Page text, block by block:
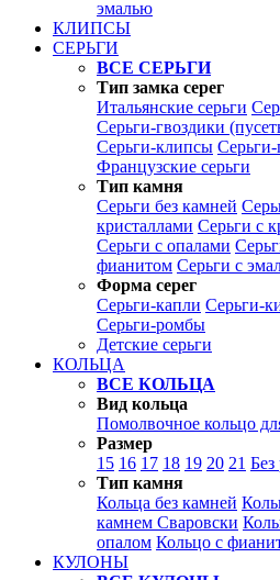
эмалью
КЛИПСЫ
СЕРЬГИ
ВСЕ СЕРЬГИ
Тип замка серег
Итальянские серьги
Серьги-гвоздики
Серьги-клипсы Серьги-
Французские серьги
Тип камня
Серьги без камней
кристаллами Серьги с
Серьги с опалами
фианитом Серьги с
Форма серег
Серьги-капли Серьги-
Серьги-ромбы
Детские серьги
КОЛЬЦА
ВСЕ КОЛЬЦА
Вид кольца
Помолвочное кольцо
Размер
15 16 17 18 19 20 21 Без
Тип камня
Кольца без камней
камнем Сваровски
опалом Кольцо с
КУЛОНЫ